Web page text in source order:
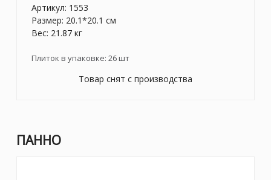
Артикул: 1553
Размер: 20.1*20.1 см
Вес: 21.87 кг
Плиток в упаковке: 26шт
Товар снят с производства
ПАННО